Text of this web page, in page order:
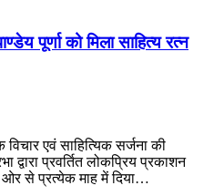
पूर्णा को मिला साहित्य रत्न
एवं साहित्यिक सर्जना की
द्वारा प्रवर्तित लोकप्रिय प्रकाशन
ओर से प्रत्येक माह में दिया…